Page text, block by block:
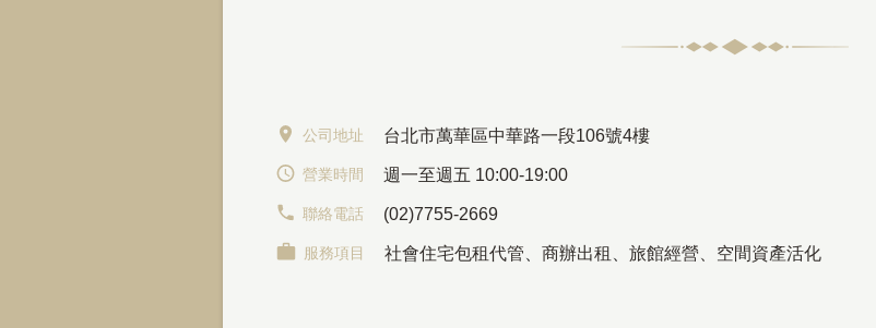
公司地址 台北市萬華區中華路一段106號4樓
營業時間 週一至週五 10:00-19:00
聯絡電話 (02)7755-2669
服務項目 社會住宅包租代管、 商辦出租 、 旅館經營、空間資產活化